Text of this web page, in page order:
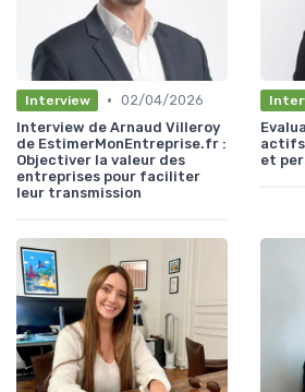
Interview • 02/04/2026
Interview de Arnaud Villeroy
de EstimerMonEntreprise.fr :
Objectiver la valeur des
entreprises pour faciliter
leur transmission
actifs
et